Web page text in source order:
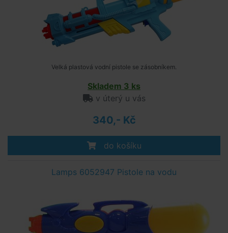
Velká plastová vodní pistole se zásobníkem.
Skladem 3 ks
v úterý u vás
340,- Kč
do košíku
Lamps 6052947 Pistole na vodu